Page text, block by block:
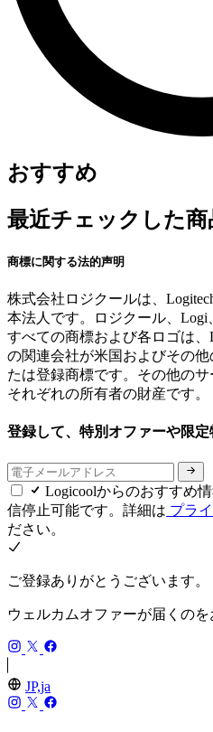
おすすめ
最近チェックした商
商標に関する法的声明
株式会社ロジクールは、
本法人です。ロジクール、
すべての商標および各ロゴは、
の関連会社が米国およびその
たは登録商標です。その他のサ
それぞれの所有者の財産です。
登録して、特別オファーや限
Logicoolからのおすすめ
信停止可能です。詳細は プラ
ださい。
ご登録ありがとうございます。
ウェルカムオファーが届くのを
JP,ja